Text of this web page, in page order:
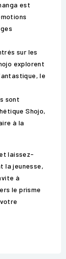
est
sur les
explorent
le
sont
Shojo,
à la
laissez-
la jeunesse,
à
le prisme